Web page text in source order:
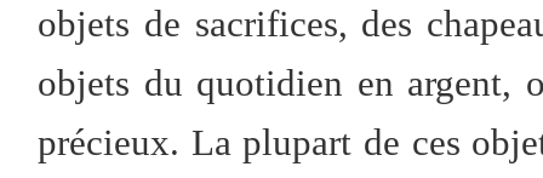
objets de sacrifices, des
objets du quotidien en argent,
précieux. La plupart de ces